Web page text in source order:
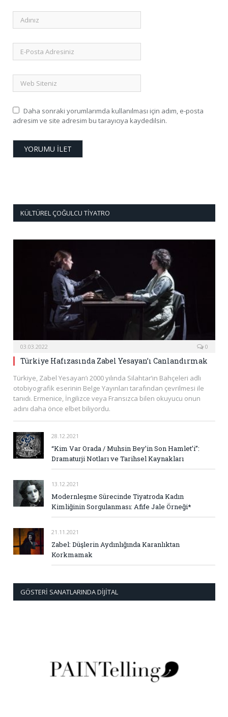
Daha sonraki yorumlarımda kullanılması için adım, e-posta
adresim ve site adresim bu tarayıcıya kaydedilsin.
KÜLTÜREL ÇOĞULCU TIYATRO
03.03.2022 0
Türkiye Hafızasında Zabel Yesayan’ı Canlandırmak
Türkiye, Zabel Yesayan’ı 2000 yılında Silahtar’ın Bahçeleri adlı
otobiyografik eserinin Belge Yayınları tarafından çevrilmesi ile
tanıdı. Ermenice, İngilizce veya Fransızca bilen okuyucu onun
adını daha önce elbet biliyordu.
28.12.2021
“Kim Var Orada / Muhsin Bey’in Son Hamlet’i”:
Dramaturji Notları ve Tarihsel Kaynakları
13.12.2021
Modernleşme Sürecinde Tiyatroda Kadın
Kimliğinin Sorgulanması: Afife Jale Örneği*
21.11.2021
Zabel: Düşlerin Aydınlığında Karanlıktan
Korkmamak
GÖSTERI SANATLARINDA DIJITAL